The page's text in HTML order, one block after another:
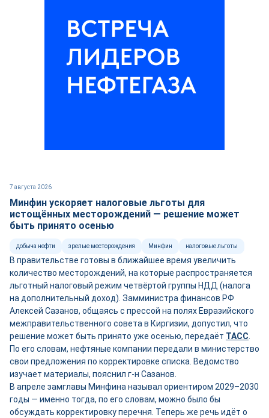
7 августа 2026
Минфин ускоряет налоговые льготы для
истощённых месторождений — решение может
быть принято осенью
добыча нефти зрелые месторождения Минфин налоговые льготы
В правительстве готовы в ближайшее время увеличить
количество месторождений, на которые распространяется
льготный налоговый режим четвёртой группы НДД (налога
на дополнительный доход). Замминистра финансов РФ
Алексей Сазанов, общаясь с прессой на полях Евразийского
межправительственного совета в Киргизии, допустил, что
решение может быть принято уже осенью, передаёт ТАСС
По его словам, нефтяные компании передали в министерство
свои предложения по корректировке списка. Ведомство
изучает материалы, пояснил г-н Сазанов.
В апреле замглавы Минфина называл ориентиром 2029–2030
годы — именно тогда, по его словам, можно было бы
обсуждать корректировку перечня. Теперь же речь идёт о